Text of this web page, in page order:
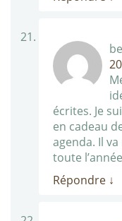
écrites. Je
en cadeau
agenda. Il
toute
Répondre ↓